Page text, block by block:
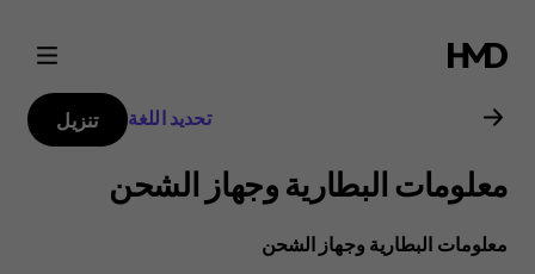
دليل
مستخدم
Nokia
2
تحديد اللغة تنزيل
معلومات البطارية وجهاز الشحن
معلومات البطارية وجهاز الشحن